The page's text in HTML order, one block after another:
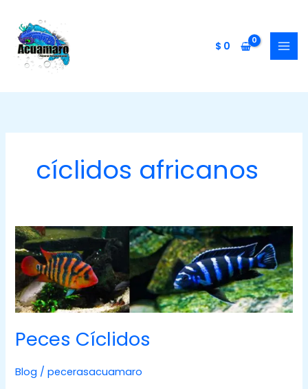
contenido
$ 0
cíclidos africanos
Peces Cíclidos
Blog /pecerasacuamaro